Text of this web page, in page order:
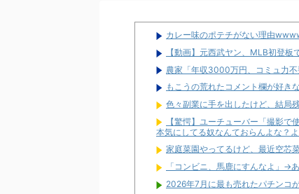
カレー味のポテチがない理由
【動画】元西武ヤン、MLB初登板
農家「年収3000万円、コミュ力
もこうの荒れたコメント欄が好き
色々副業に手を出したけど、結局
【驚愕】ユーチューバー「撮影
本気にしてる奴なんておらんよな
家庭菜園やってるけど、最近空芯
「コンビニ、馬鹿にすんなよ」→
2026年7月に最も売れたパチンコ